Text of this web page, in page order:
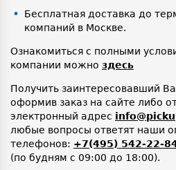
Бесплатная доставка до
компаний в Москве.
Ознакомиться с полными
компании можно здесь
Получить заинтересовавший
оформив заказ на сайте либо
электронный адрес
любые вопросы ответят наши
телефонов: +7(495) 542-22-
(по будням с 09:00 до 18:00).